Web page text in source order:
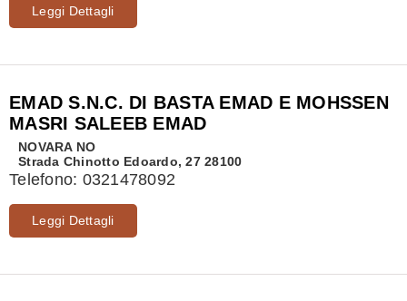
Leggi Dettagli
EMAD S.N.C. DI BASTA EMAD E MOHSSEN
MASRI SALEEB EMAD
NOVARA NO
Strada Chinotto Edoardo, 27 28100
Telefono: 0321478092
Leggi Dettagli